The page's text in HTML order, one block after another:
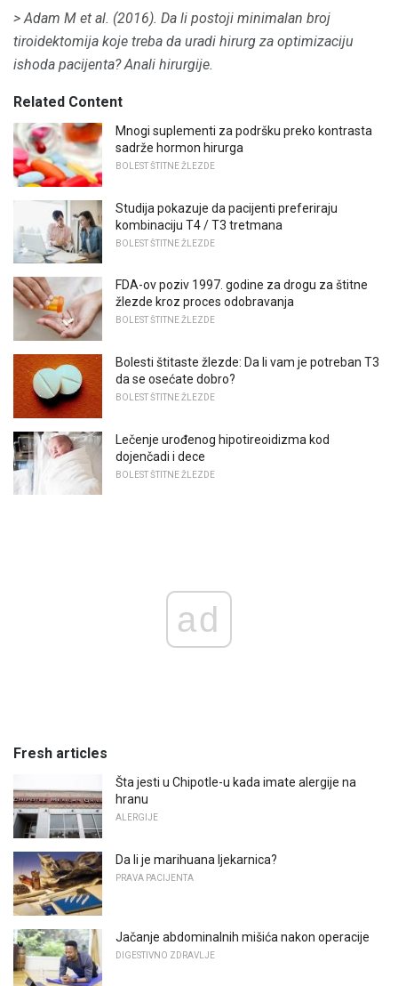
> Adam M et al. (2016). Da li postoji minimalan broj
tiroidektomija koje treba da uradi hirurg za optimizaciju
ishoda pacijenta? Anali hirurgije.
Related Content
Mnogi suplementi za podršku preko kontrasta
sadrže hormon hirurga
BOLEST ŠTITNE ŽLEZDE
Studija pokazuje da pacijenti preferiraju
kombinaciju T4 / T3 tretmana
BOLEST ŠTITNE ŽLEZDE
FDA-ov poziv 1997. godine za drogu za štitne
žlezde kroz proces odobravanja
BOLEST ŠTITNE ŽLEZDE
Bolesti štitaste žlezde: Da li vam je potreban T3
da se osećate dobro?
BOLEST ŠTITNE ŽLEZDE
Lečenje urođenog hipotireoidizma kod
dojenčadi i dece
BOLEST ŠTITNE ŽLEZDE
ad
Fresh articles
Šta jesti u Chipotle-u kada imate alergije na
hranu
ALERGIJE
Da li je marihuana ljekarnica?
PRAVA PACIJENTA
Jačanje abdominalnih mišića nakon operacije
DIGESTIVNO ZDRAVLJE